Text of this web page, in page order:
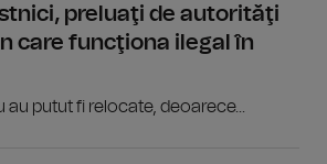
preluaţi de autorităţi
care funcţiona ilegal în
au putut fi relocate, deoarece...